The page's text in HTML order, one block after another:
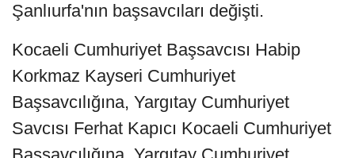
Şanlıurfa'nın başsavcıları değişti.
Kocaeli Cumhuriyet Başsavcısı Habip
Korkmaz Kayseri Cumhuriyet
Başsavcılığına, Yargıtay Cumhuriyet
Savcısı Ferhat Kapıcı Kocaeli Cumhuriyet